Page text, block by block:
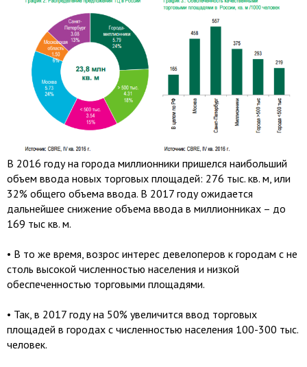
В 2016 году на города миллионники пришелся наибольший
объем ввода новых торговых площадей: 276 тыс. кв. м, или
32% общего объема ввода. В 2017 году ожидается
дальнейшее снижение объема ввода в миллионниках – до
169 тыс кв. м.
• В то же время, возрос интерес девелоперов к городам с не
столь высокой численностью населения и низкой
обеспеченностью торговыми площадями.
• Так, в 2017 году на 50% увеличится ввод торговых
площадей в городах с численностью населения 100-300 тыс.
человек.